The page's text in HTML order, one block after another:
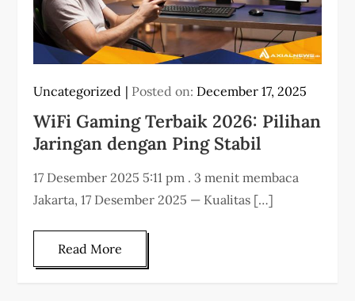
Uncategorized Posted on: December 17, 2025
WiFi Gaming Terbaik 2026: Pilihan
Jaringan dengan Ping Stabil
17 Desember 2025 5:11 pm . 3 menit membaca
Jakarta, 17 Desember 2025 — Kualitas […]
Read More